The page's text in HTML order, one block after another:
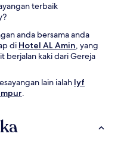
terbaik
anda bersama anda
di Hotel AL Amin, yang
berjalan kaki dari Gereja
lain ialah lyf
.